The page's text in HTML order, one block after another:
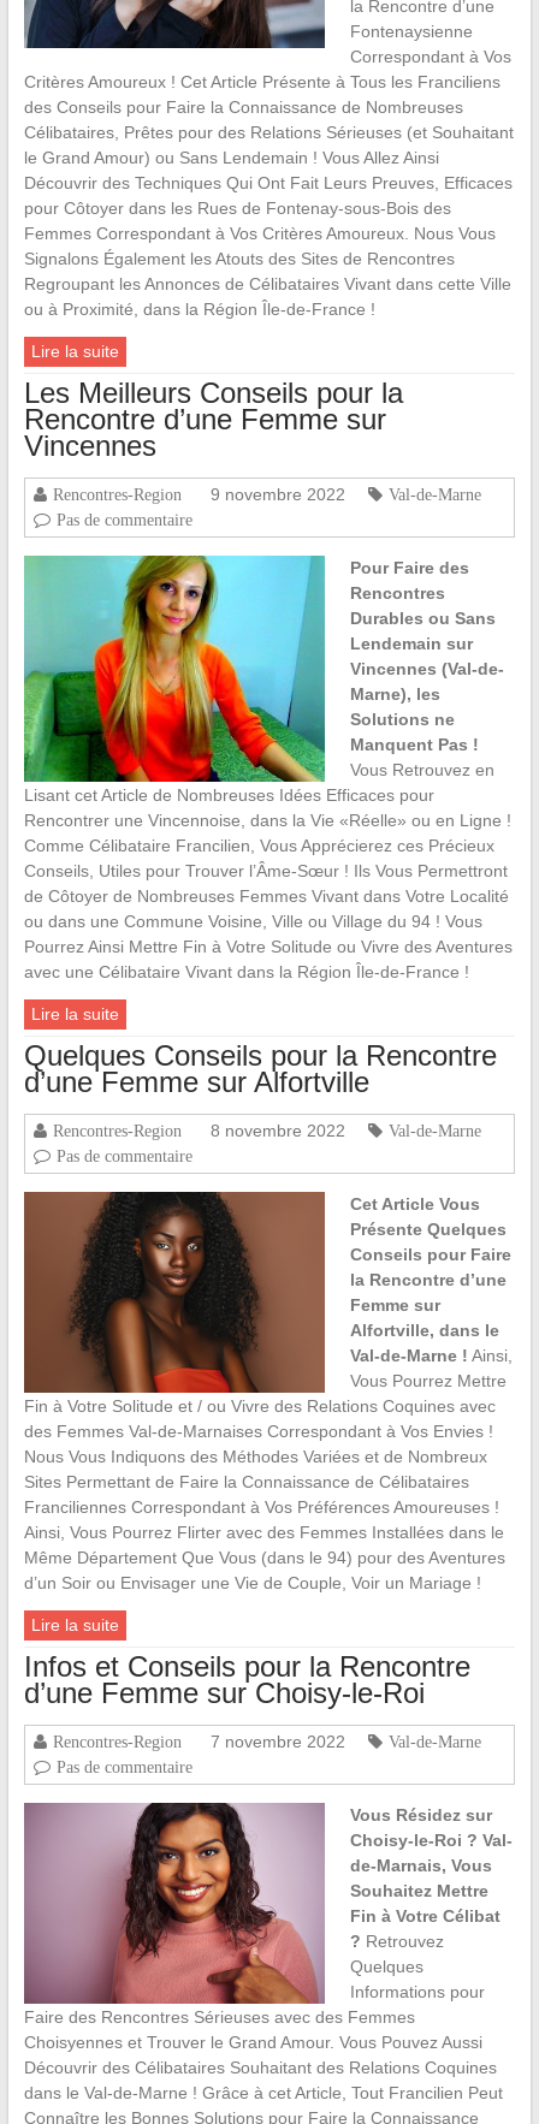
la Rencontre d’une
Fontenaysienne
Correspondant à Vos
Critères Amoureux ! Cet Article Présente à Tous les Franciliens
des Conseils pour Faire la Connaissance de Nombreuses
Célibataires, Prêtes pour des Relations Sérieuses (et Souhaitant
le Grand Amour) ou Sans Lendemain ! Vous Allez Ainsi
Découvrir des Techniques Qui Ont Fait Leurs Preuves, Efficaces
pour Côtoyer dans les Rues de Fontenay-sous-Bois des
Femmes Correspondant à Vos Critères Amoureux. Nous Vous
Signalons Également les Atouts des Sites de Rencontres
Regroupant les Annonces de Célibataires Vivant dans cette Ville
ou à Proximité, dans la Région Île-de-France !
Lire la suite
Les Meilleurs Conseils pour la
Rencontre d’une Femme sur
Vincennes
Rencontres-Region 9 novembre 2022
Val-de-Marne
Pas de commentaire
Pour Faire des
Rencontres
Durables ou Sans
Lendemain sur
Vincennes (Val-de-
Marne), les
Solutions ne
Manquent Pas !
Vous Retrouvez en
Lisant cet Article de Nombreuses Idées Efficaces pour
Rencontrer une Vincennoise, dans la Vie «Réelle» ou en Ligne !
Comme Célibataire Francilien, Vous Apprécierez ces Précieux
Conseils, Utiles pour Trouver l’Âme-Sœur ! Ils Vous Permettront
de Côtoyer de Nombreuses Femmes Vivant dans Votre Localité
ou dans une Commune Voisine, Ville ou Village du 94 ! Vous
Pourrez Ainsi Mettre Fin à Votre Solitude ou Vivre des Aventures
avec une Célibataire Vivant dans la Région Île-de-France !
Lire la suite
Quelques Conseils pour la Rencontre
d’une Femme sur Alfortville
Rencontres-Region 8 novembre 2022
Val-de-Marne
Pas de commentaire
Cet Article Vous
Présente Quelques
Conseils pour Faire
la Rencontre d’une
Femme sur
Alfortville, dans le
Val-de-Marne ! Ainsi,
Vous Pourrez Mettre
Fin à Votre Solitude et / ou Vivre des Relations Coquines avec
des Femmes Val-de-Marnaises Correspondant à Vos Envies !
Nous Vous Indiquons des Méthodes Variées et de Nombreux
Sites Permettant de Faire la Connaissance de Célibataires
Franciliennes Correspondant à Vos Préférences Amoureuses !
Ainsi, Vous Pourrez Flirter avec des Femmes Installées dans le
Même Département Que Vous (dans le 94) pour des Aventures
d’un Soir ou Envisager une Vie de Couple, Voir un Mariage !
Lire la suite
Infos et Conseils pour la Rencontre
d’une Femme sur Choisy-le-Roi
Rencontres-Region 7 novembre 2022
Val-de-Marne
Pas de commentaire
Vous Résidez sur
Choisy-le-Roi ? Val-
de-Marnais, Vous
Souhaitez Mettre
Fin à Votre Célibat
? Retrouvez
Quelques
Informations pour
Faire des Rencontres Sérieuses avec des Femmes
Choisyennes et Trouver le Grand Amour. Vous Pouvez Aussi
Découvrir des Célibataires Souhaitant des Relations Coquines
dans le Val-de-Marne ! Grâce à cet Article, Tout Francilien Peut
Connaître les Bonnes Solutions pour Faire la Connaissance